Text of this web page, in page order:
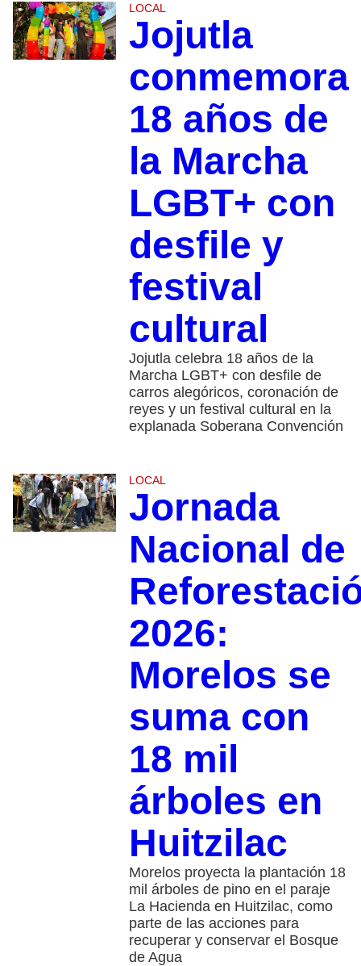
LOCAL
Jojutla
conmemora
18 años de
la Marcha
LGBT+ con
desfile y
festival
cultural
Jojutla celebra 18 años de la
Marcha LGBT+ con desfile de
carros alegóricos, coronación de
reyes y un festival cultural en la
explanada Soberana Convención
LOCAL
Jornada
Nacional de
2026:
Morelos se
suma con
18 mil
árboles en
Huitzilac
Morelos proyecta la plantación 18
mil árboles de pino en el paraje
La Hacienda en Huitzilac, como
parte de las acciones para
recuperar y conservar el Bosque
de Agua